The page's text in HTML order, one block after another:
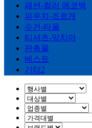
패션-컬러 에코백
파우치-조르개
수건-타올
티셔츠-앞치마
판촉물
베스트
기타2